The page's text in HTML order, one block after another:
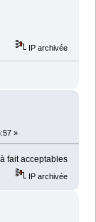
IP archivée
»
fait acceptables
IP archivée